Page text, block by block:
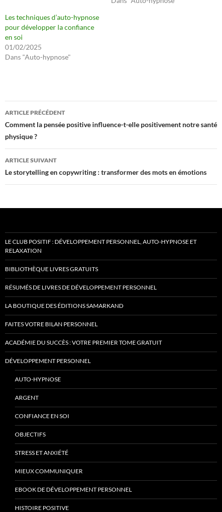
Les techniques d’auto-hypnose
pour développer la confiance
en soi
01/02/2025
Dans "Auto-hypnose"
Navigation
des
articles
ARTICLE PRÉCÉDENT
Comment la pensée positive influence-t-elle positivement notre santé
physique ?
ARTICLE SUIVANT
Le storytelling en copywriting : transformer des mots en émotions
LE CLUB POSITIF : DÉVELOPPEMENT PERSONNEL, AUTO-HYPNOSE ET
RELAXATION
BIBLIOTHÈQUE LIVRES GRATUITS
RÉSUMÉS DE LIVRES DE DÉVELOPPEMENT PERSONNEL
LA BOUTIQUE DES ÉDITIONS SAMARKAND
FAITES VOTRE BILAN PERSONNEL
ACADÉMIE DU SUCCÈS : VOTRE PREMIER TOME GRATUIT
DÉVELOPPEMENT PERSONNEL
AUTO-HYPNOSE
ARGENT
CONFIANCE EN SOI
OBJECTIFS
STRESS ET ANXIÉTÉ
MIEUX COMMUNIQUER
EBOOK DE DÉVELOPPEMENT PERSONNEL
HISTOIRE POSITIVE